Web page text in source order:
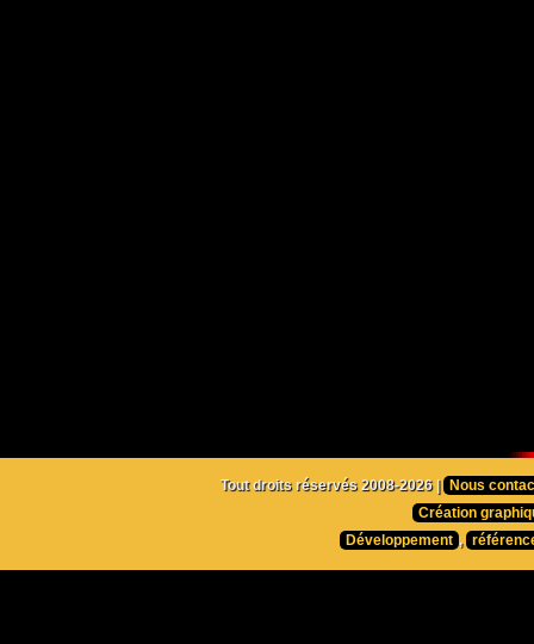
Tout droits réservés 2008-2026 |
Nous
Création
Développement ,